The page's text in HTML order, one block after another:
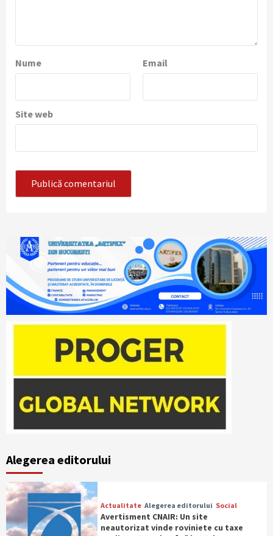
Nume Email
Site web
Alegerea editorului
Actualitate Alegerea editorului Social
Avertisment CNAIR: Un site
neautorizat vinde roviniete cu taxe